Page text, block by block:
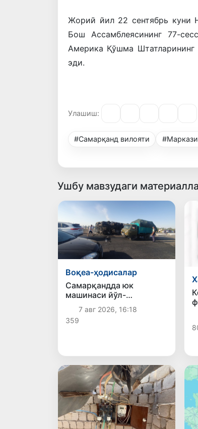
Жорий йил 22 сентябрь куни
Бош Ассамблеясининг 77-
Америка Қўшма Штатларининг
эди.
Улашиш:
#Самарқанд вилояти
Ушбу мавзудаги
Воқеа-ҳодисалар
Самарқандда юк
машинаси йўл-
транспорт ҳодисасига
учради, оқибатда
ҳайдовчи ҳалок бўлди
7 авг 2026, 16:18
359